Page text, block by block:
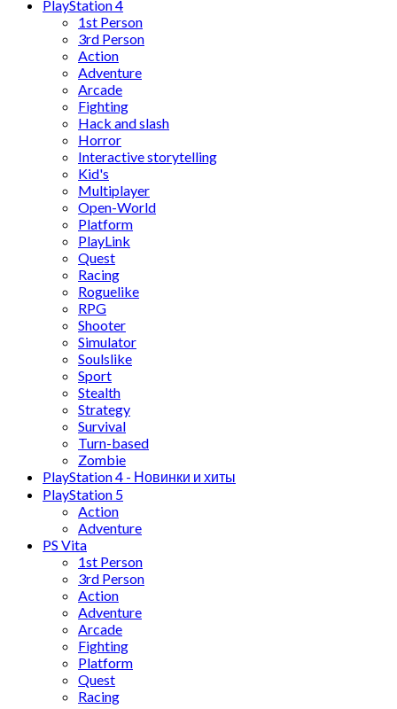
PlayStation 4
1st Person
3rd Person
Action
Adventure
Arcade
Fighting
Hack and slash
Horror
Interactive storytelling
Kid's
Multiplayer
Open-World
Platform
PlayLink
Quest
Racing
Roguelike
RPG
Shooter
Simulator
Soulslike
Sport
Stealth
Strategy
Survival
Turn-based
Zombie
PlayStation 4 - Новинки и хиты
PlayStation 5
Action
Adventure
PS Vita
1st Person
3rd Person
Action
Adventure
Arcade
Fighting
Platform
Quest
Racing